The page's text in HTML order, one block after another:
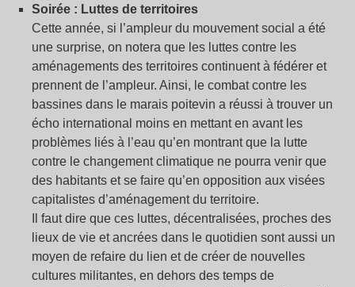
Soirée : Luttes de territoires
Cette année, si l’ampleur du mouvement social a été
une surprise, on notera que les luttes contre les
aménagements des territoires continuent à fédérer et
prennent de l’ampleur. Ainsi, le combat contre les
bassines dans le marais poitevin a réussi à trouver un
écho international moins en mettant en avant les
problèmes liés à l’eau qu’en montrant que la lutte
contre le changement climatique ne pourra venir que
des habitants et se faire qu’en opposition aux visées
capitalistes d’aménagement du territoire.
Il faut dire que ces luttes, décentralisées, proches des
lieux de vie et ancrées dans le quotidien sont aussi un
moyen de refaire du lien et de créer de nouvelles
cultures militantes, en dehors des temps de